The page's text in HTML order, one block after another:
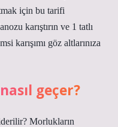
için bu tarifi
karıştırın ve 1 tatlı
karışımı göz altlarınıza
geçer?
Morlukların